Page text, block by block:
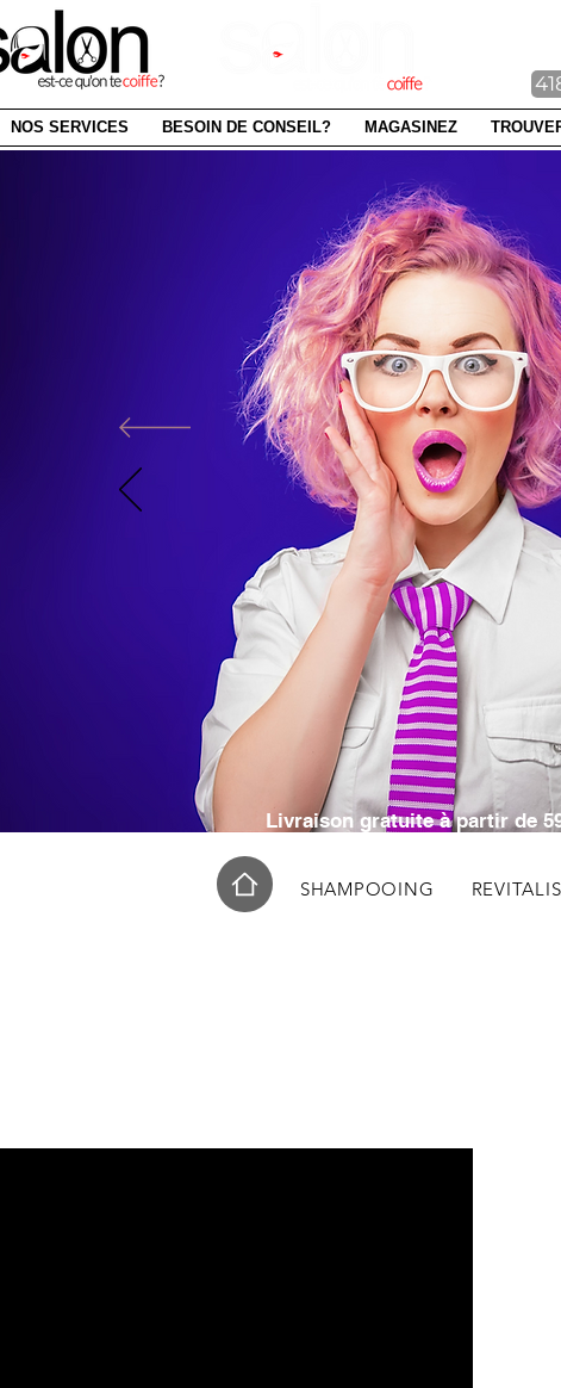
NOS SERVICES BESOIN DE CONSEIL? MAGASINEZ
produits
ACHETEZ
Livraison gratuite à partir de
SHAMPOOING